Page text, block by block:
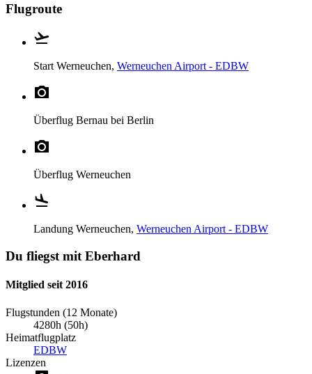
Flugroute
Start Werneuchen, Werneuchen Airport - EDBW
Überflug Bernau bei Berlin
Überflug Werneuchen
Landung Werneuchen, Werneuchen Airport - EDBW
Du fliegst mit Eberhard
Mitglied seit 2016
Flugstunden (12 Monate)
4280h (50h)
Heimatflugplatz
EDBW
Lizenzen